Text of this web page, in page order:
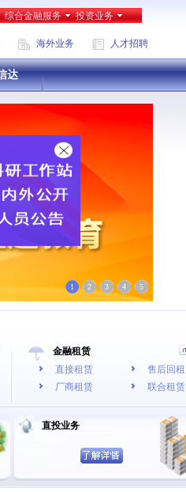
综合金融服务 投资业务
海外业务 人才招聘
达
1 2 3 4 5
金融租赁
直接租赁
厂商租赁
售后回租
联合租赁
直投业务